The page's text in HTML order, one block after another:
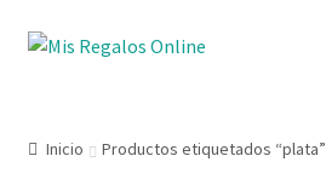
Inicio Productos etiquetados “plata”